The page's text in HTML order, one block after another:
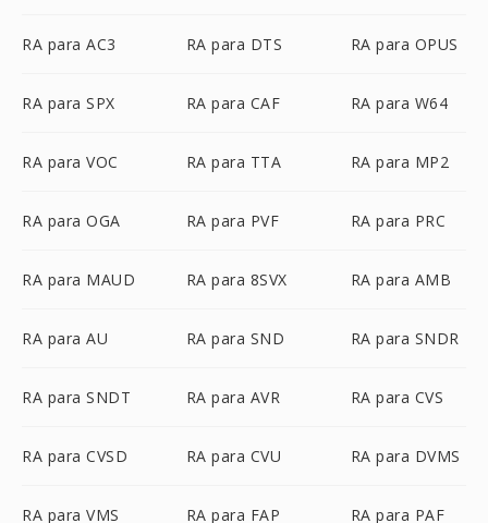
RA para AC3 RA para DTS RA para OPUS
RA para SPX RA para CAF RA para W64
RA para VOC RA para TTA RA para MP2
RA para OGA RA para PVF RA para PRC
RA para MAUD RA para 8SVX RA para AMB
RA para AU RA para SND RA para SNDR
RA para SNDT RA para AVR RA para CVS
RA para CVSD RA para CVU RA para DVMS
RA para VMS RA para FAP RA para PAF